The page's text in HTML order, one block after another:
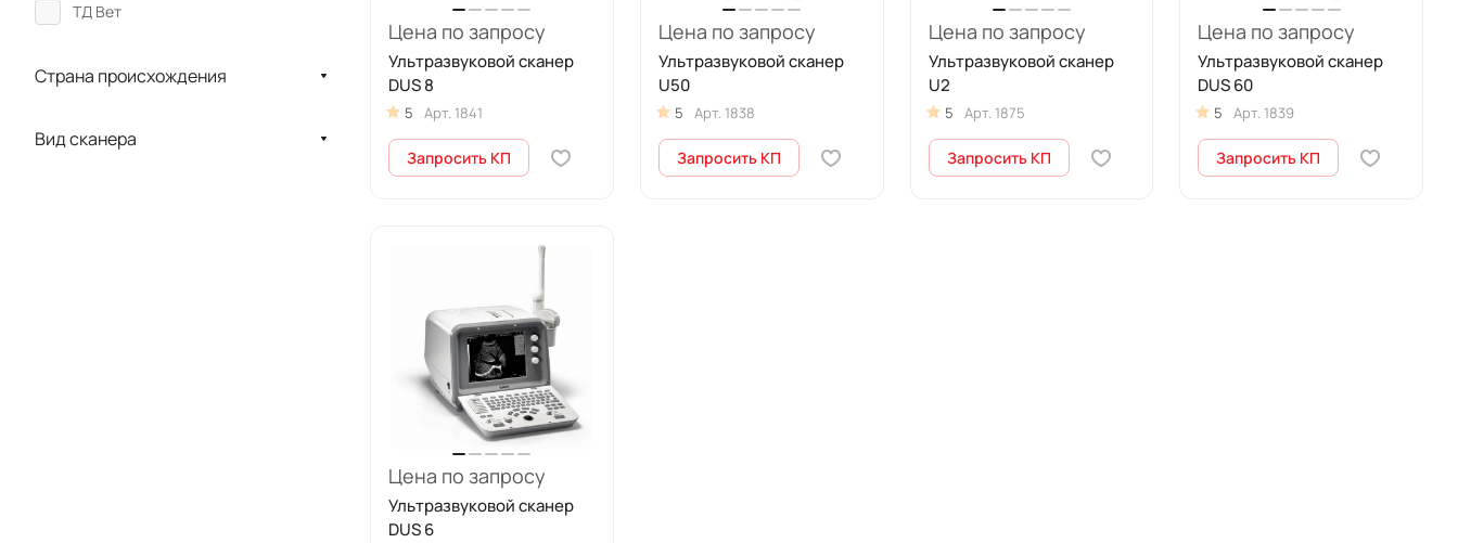
Цена по запросу
Ультразвуковой сканер
DUS 8
5 Арт. 1841
Запросить КП
Цена по запросу
Ультразвуковой сканер
U50
5 Арт. 1838
Запросить КП
Цена по запросу
Ультразвуковой сканер
U2
5 Арт. 1875
Запросить КП
Цена по запросу
Ультразвуковой сканер
DUS 60
5 Арт. 1839
Запросить КП
Цена по запросу
Ультразвуковой сканер
DUS 6
ТД Вет
Страна происхождения
Вид сканера